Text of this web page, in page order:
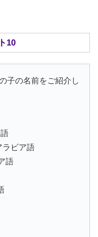
10
子の名前をご紹介し
ラビア語
語